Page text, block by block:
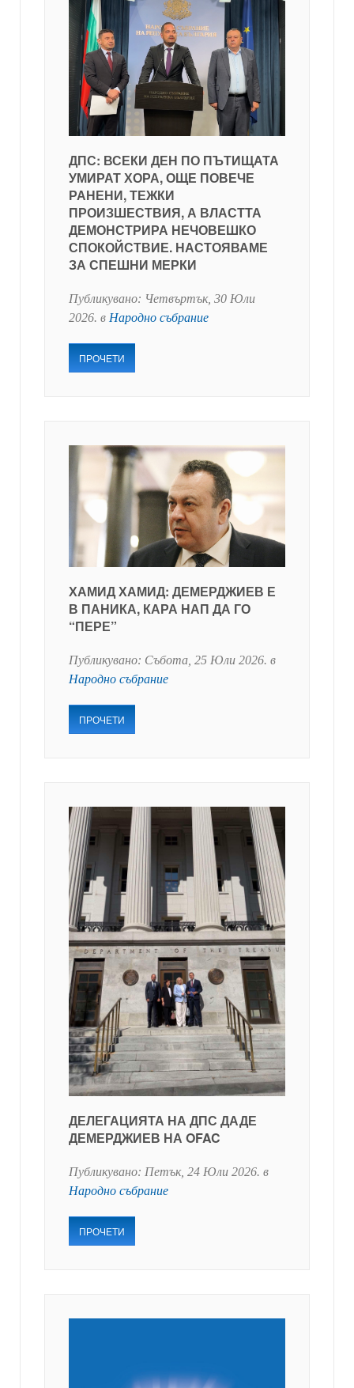
ДПС: ВСЕКИ ДЕН ПО ПЪТИЩАТА
УМИРАТ ХОРА, ОЩЕ ПОВЕЧЕ
РАНЕНИ, ТЕЖКИ
ПРОИЗШЕСТВИЯ, А ВЛАСТТА
ДЕМОНСТРИРА НЕЧОВЕШКО
СПОКОЙСТВИЕ. НАСТОЯВАМЕ
ЗА СПЕШНИ МЕРКИ
Публикувано: Четвъртък, 30 Юли
2026. в Народно събрание
ПРОЧЕТИ
ХАМИД ХАМИД: ДЕМЕРДЖИЕВ Е
В ПАНИКА, КАРА НАП ДА ГО
“ПЕРЕ”
Публикувано: Събота, 25 Юли 2026. в
Народно събрание
ПРОЧЕТИ
ДЕЛЕГАЦИЯТА НА ДПС ДАДЕ
ДЕМЕРДЖИЕВ НА OFAC
Публикувано: Петък, 24 Юли 2026. в
Народно събрание
ПРОЧЕТИ